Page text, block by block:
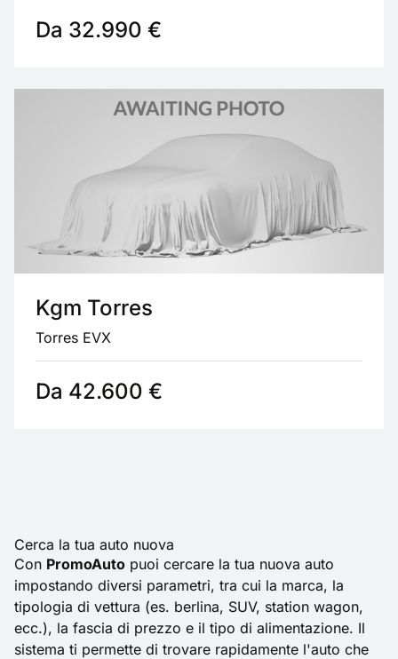
Da 32.990 €
Kgm Torres
Torres EVX
Da 42.600 €
Cerca la tua auto nuova
Con PromoAuto puoi cercare la tua nuova auto
impostando diversi parametri, tra cui la marca, la
tipologia di vettura (es. berlina, SUV, station wagon,
ecc.), la fascia di prezzo e il tipo di alimentazione. Il
sistema ti permette di trovare rapidamente l'auto che